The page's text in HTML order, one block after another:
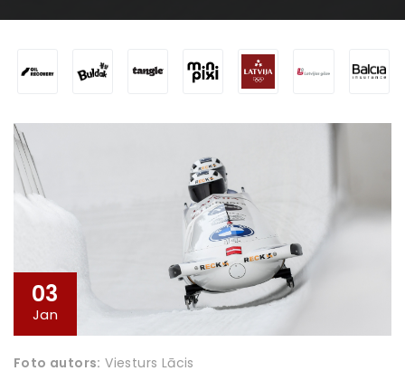
03
Jan
Foto autors: Viesturs Lācis